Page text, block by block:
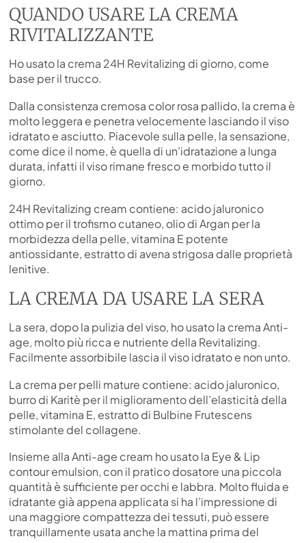
QUANDO USARE LA CREMA
RIVITALIZZANTE
Ho usato la crema 24H Revitalizing di giorno, come
base per il trucco.
Dalla consistenza cremosa color rosa pallido, la crema è
molto leggera e penetra velocemente lasciando il viso
idratato e asciutto. Piacevole sulla pelle, la sensazione,
come dice il nome, è quella di un’idratazione a lunga
durata, infatti il viso rimane fresco e morbido tutto il
giorno.
24H Revitalizing cream contiene: acido jaluronico
ottimo per il trofismo cutaneo, olio di Argan per la
morbidezza della pelle, vitamina E potente
antiossidante, estratto di avena strigosa dalle proprietà
lenitive.
LA CREMA DA USARE LA SERA
La sera, dopo la pulizia del viso, ho usato la crema Anti-
age, molto più ricca e nutriente della Revitalizing.
Facilmente assorbibile lascia il viso idratato e non unto.
La crema per pelli mature contiene: acido jaluronico,
burro di Karitè per il miglioramento dell’elasticità della
pelle, vitamina E, estratto di Bulbine Frutescens
stimolante del collagene.
Insieme alla Anti-age cream ho usato la Eye & Lip
contour emulsion, con il pratico dosatore una piccola
quantità è sufficiente per occhi e labbra. Molto fluida e
idratante già appena applicata si ha l’impressione di
una maggiore compattezza dei tessuti, può essere
tranquillamente usata anche la mattina prima del